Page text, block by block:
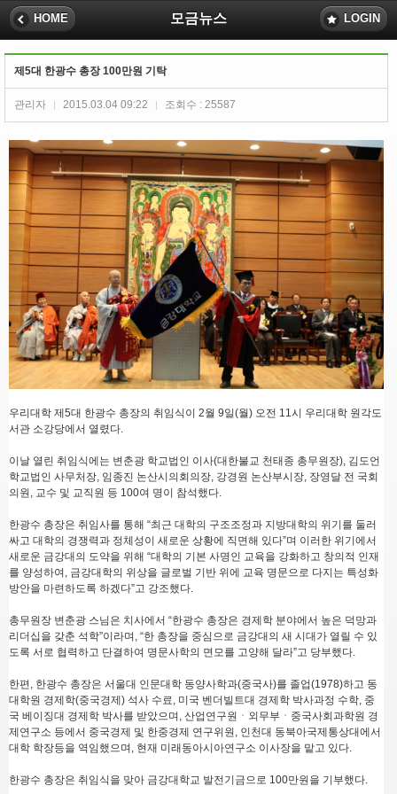
HOME 모금뉴스 LOGIN
제5대 한광수 총장 100만원 기탁
관리자 2015.03.04 09:22 조회수 : 25587
우리대학 제5대 한광수 총장의 취임식이 2월 9일(월) 오전 11시 우리대학 원각도
서관 소강당에서 열렸다.
이날 열린 취임식에는 변춘광 학교법인 이사(대한불교 천태종 총무원장), 김도언
학교법인 사무처장, 임종진 논산시의회의장, 강경원 논산부시장, 장영달 전 국회
의원, 교수 및 교직원 등 100여 명이 참석했다.
한광수 총장은 취임사를 통해 “최근 대학의 구조조정과 지방대학의 위기를 둘러
싸고 대학의 경쟁력과 정체성이 새로운 상황에 직면해 있다”며 이러한 위기에서
새로운 금강대의 도약을 위해 “대학의 기본 사명인 교육을 강화하고 창의적 인재
를 양성하여, 금강대학의 위상을 글로벌 기반 위에 교육 명문으로 다지는 특성화
방안을 마련하도록 하겠다”고 강조했다.
총무원장 변춘광 스님은 치사에서 “한광수 총장은 경제학 분야에서 높은 덕망과
리더십을 갖춘 석학”이라며, “한 총장을 중심으로 금강대의 새 시대가 열릴 수 있
도록 서로 협력하고 단결하여 명문사학의 면모를 고양해 달라”고 당부했다.
한편, 한광수 총장은 서울대 인문대학 동양사학과(중국사)를 졸업(1978)하고 동
대학원 경제학(중국경제) 석사 수료, 미국 벤더빌트대 경제학 박사과정 수학, 중
국 베이징대 경제학 박사를 받았으며, 산업연구원ㆍ외무부ㆍ중국사회과학원 경
제연구소 등에서 중국경제 및 한중경제 연구위원, 인천대 동북아국제통상대에서
대학 학장등을 역임했으며, 현재 미래동아시아연구소 이사장을 맡고 있다.
한광수 총장은 취임식을 맞아 금강대학교 발전기금으로 100만원을 기부했다.